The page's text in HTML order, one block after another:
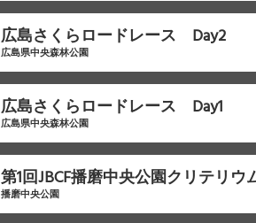
広島さくらロードレース Day2
広島県中央森林公園
広島さくらロードレース Day1
広島県中央森林公園
第1回JBCF播磨中央公園クリテリ
播磨中央公園